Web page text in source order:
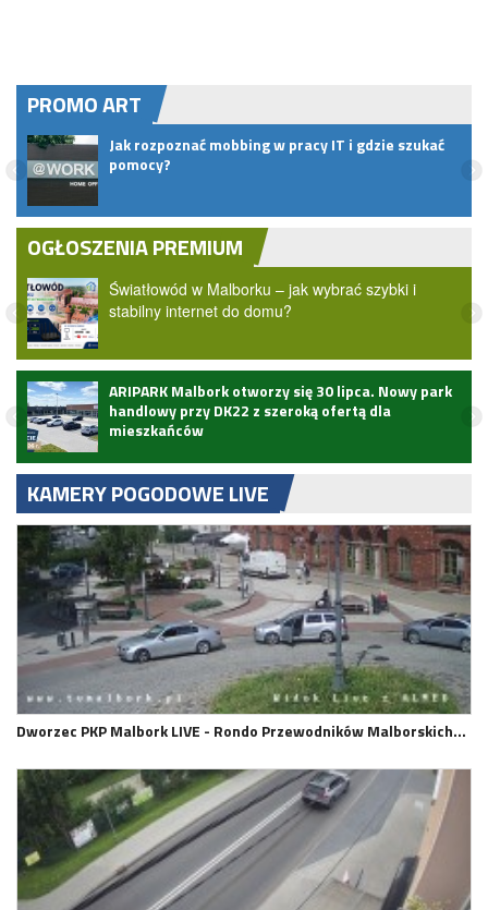
PROMO ART
Jak rozpoznać mobbing w pracy IT i gdzie szukać
pomocy?
OGŁOSZENIA PREMIUM
Światłowód w Malborku – jak wybrać szybki i
stabilny internet do domu?
ARIPARK Malbork otworzy się 30 lipca. Nowy park
handlowy przy DK22 z szeroką ofertą dla
mieszkańców
KAMERY POGODOWE LIVE
Dworzec PKP Malbork LIVE - Rondo Przewodników Malborskich…